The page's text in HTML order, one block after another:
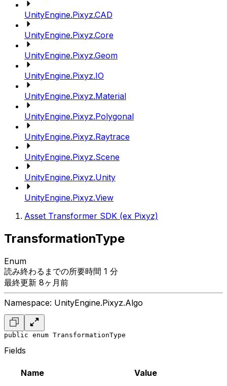
UnityEngine.Pixyz.CAD
UnityEngine.Pixyz.Core
UnityEngine.Pixyz.Geom
UnityEngine.Pixyz.IO
UnityEngine.Pixyz.Material
UnityEngine.Pixyz.Polygonal
UnityEngine.Pixyz.Raytrace
UnityEngine.Pixyz.Scene
UnityEngine.Pixyz.Unity
UnityEngine.Pixyz.View
Asset Transformer SDK (ex Pixyz)
TransformationType
Enum
読み終わるまでの所要時間 1 分
最終更新 8ヶ月前
Namespace: UnityEngine.Pixyz.Algo
public enum TransformationType
Fields
Name Value